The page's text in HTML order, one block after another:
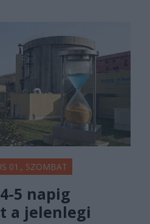
01., SZOMBAT
5 napig
a jelenlegi